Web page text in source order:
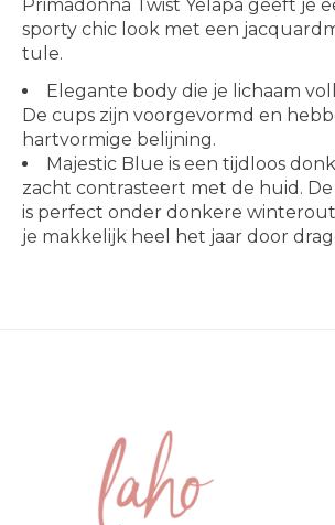
Primadonna Twist Yelapa geeft je
sporty chic look met een
tule.
Elegante body die je lichaam
De cups zijn voorgevormd en
hartvormige belijning.
Majestic Blue is een tijdloos
zacht contrasteert met de huid.
is perfect onder donkere
je makkelijk heel het jaar door